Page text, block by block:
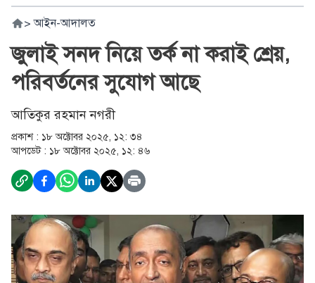
> আইন-আদালত
জুলাই সনদ নিয়ে তর্ক না করাই শ্রেয়,
পরিবর্তনের সুযোগ আছে
আতিকুর রহমান নগরী
প্রকাশ : ১৮ অক্টোবর ২০২৫, ১২: ৩৪
আপডেট : ১৮ অক্টোবর ২০২৫, ১২: ৪৬